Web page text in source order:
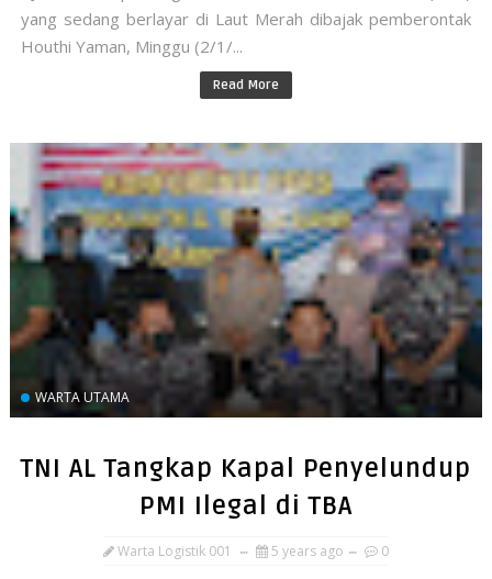
yang sedang berlayar di Laut Merah dibajak pemberontak
Houthi Yaman, Minggu (2/1/...
Read More
WARTA UTAMA
TNI AL Tangkap Kapal Penyelundup
PMI Ilegal di TBA
Warta Logistik 001 5 years ago 0